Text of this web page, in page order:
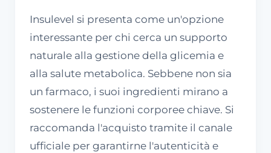
Insulevel si presenta come un'opzione
interessante per chi cerca un supporto
naturale alla gestione della glicemia e
alla salute metabolica. Sebbene non sia
un farmaco, i suoi ingredienti mirano a
sostenere le funzioni corporee chiave. Si
raccomanda l'acquisto tramite il canale
ufficiale per garantirne l'autenticità e